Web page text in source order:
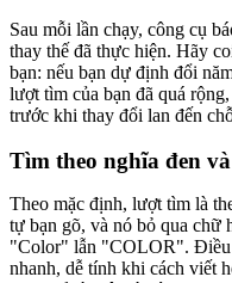
Sau mỗi lần chạy, công cụ
thay thế đã thực hiện. Hãy
bạn: nếu bạn dự định đổi
lượt tìm của bạn đã quá
trước khi thay đổi lan đến
Tìm theo nghĩa đen
Theo mặc định, lượt tìm là
tự bạn gõ, và nó bỏ qua
"Color" lẫn "COLOR". Điều
nhanh, dễ tính khi cách viết